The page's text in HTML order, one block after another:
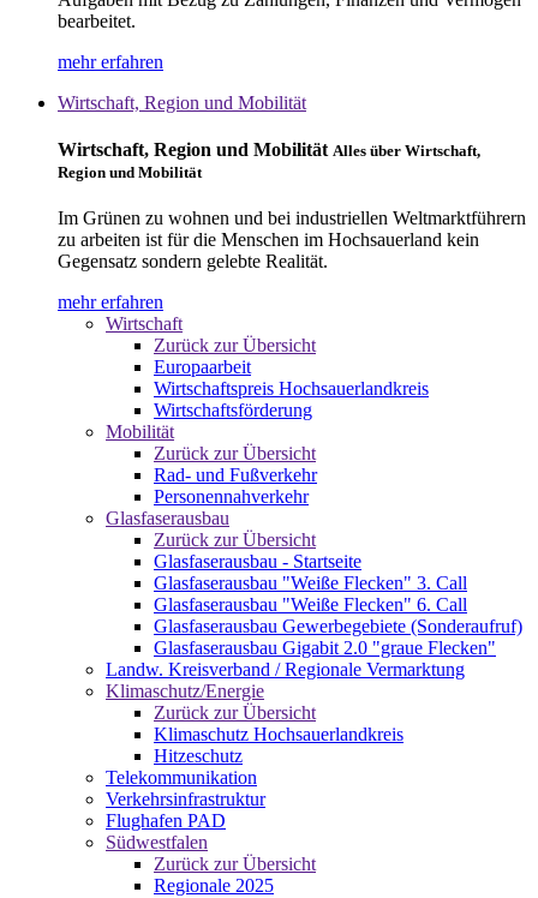
bearbeitet.
mehr erfahren
Wirtschaft, Region und Mobilität
Wirtschaft, Region und Mobilität Alles über Wirtschaft,
Region und Mobilität
Im Grünen zu wohnen und bei industriellen Weltmarktführern
zu arbeiten ist für die Menschen im Hochsauerland kein
Gegensatz sondern gelebte Realität.
mehr erfahren
Wirtschaft
Zurück zur Übersicht
Europaarbeit
Wirtschaftspreis Hochsauerlandkreis
Wirtschaftsförderung
Mobilität
Zurück zur Übersicht
Rad- und Fußverkehr
Personennahverkehr
Glasfaserausbau
Zurück zur Übersicht
Glasfaserausbau - Startseite
Glasfaserausbau "Weiße Flecken" 3. Call
Glasfaserausbau "Weiße Flecken" 6. Call
Glasfaserausbau Gewerbegebiete (Sonderaufruf)
Glasfaserausbau Gigabit 2.0 "graue Flecken"
Landw. Kreisverband / Regionale Vermarktung
Klimaschutz/Energie
Zurück zur Übersicht
Klimaschutz Hochsauerlandkreis
Hitzeschutz
Telekommunikation
Verkehrsinfrastruktur
Flughafen PAD
Südwestfalen
Zurück zur Übersicht
Regionale 2025